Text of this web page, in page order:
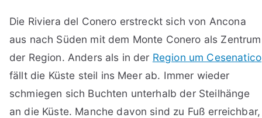
Die Riviera del Conero erstreckt sich von Ancona
aus nach Süden mit dem Monte Conero als Zentrum
der Region. Anders als in der Region um Cesenatico
fällt die Küste steil ins Meer ab. Immer wieder
schmiegen sich Buchten unterhalb der Steilhänge
an die Küste. Manche davon sind zu Fuß erreichbar,